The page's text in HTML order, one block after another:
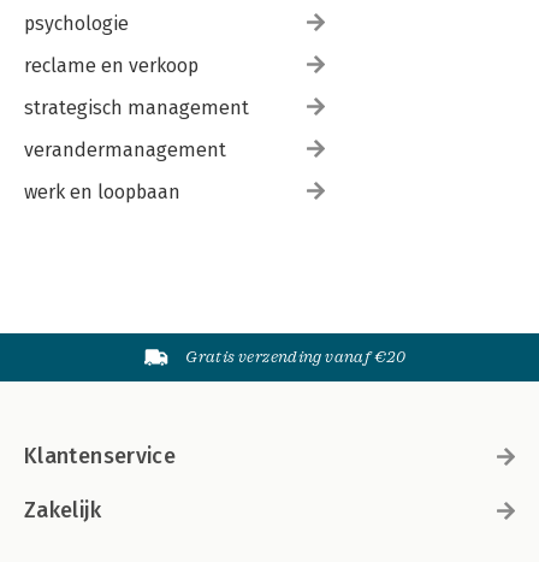
psychologie
reclame en verkoop
strategisch management
verandermanagement
werk en loopbaan
Gratis verzending vanaf €20
Klantenservice
Zakelijk